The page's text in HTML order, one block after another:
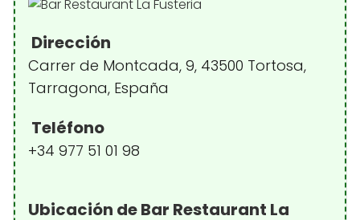
Dirección
Carrer de Montcada, 9, 43500 Tortosa,
Tarragona, España
Teléfono
+34 977 51 01 98
Ubicación de Bar Restaurant La